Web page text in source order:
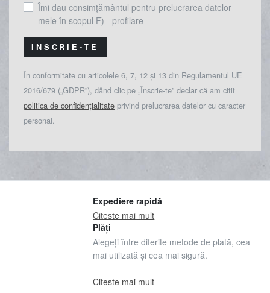
Îmi dau consimțământul pentru prelucrarea datelor
mele în scopul F) - profilare
ÎNSCRIE-TE
În conformitate cu articolele 6, 7, 12 și 13 din Regulamentul UE
2016/679 („GDPR”), dând clic pe „Înscrie-te” declar că am citit
politica de confidențialitate privind prelucrarea datelor cu caracter
personal.
Expediere rapidă
Citeste mai mult
Plăți
Alegeți între diferite metode de plată, cea
mai utilizată și cea mai sigură.
Citeste mai mult